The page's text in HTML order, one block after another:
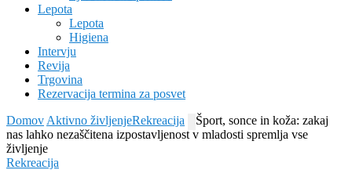
Lepota
Lepota
Higiena
Intervju
Revija
Trgovina
Rezervacija termina za posvet
Domov Aktivno življenjeRekreacija
Šport, sonce in koža: zakaj
nas lahko nezaščitena izpostavljenost v mladosti spremlja vse
življenje
Rekreacija